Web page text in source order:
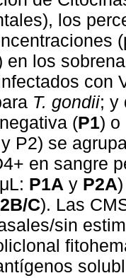
los
en los
con
T. gondii; y
(P1) o
P2) se
en sangre
P1A y P2A
C). Las
sin